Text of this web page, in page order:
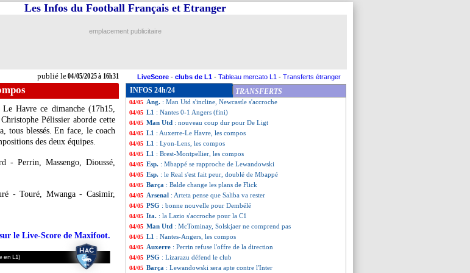
publié le04/05/2025 à 16h31
Les Infos du Football Français et Etranger
emplacement publicitaire
LiveScore - clubs de L1 - Tableau mercato L1 - Transferts étranger
Havre ce dimanche (17h15,
Pélissier aborde cette
tous blessés. En face, le coach
des deux équipes.
- Perrin, Massengo, Dioussé,
- Touré, Mwanga - Casimir,
le Live-Score de Maxifoot.
en L1)
INFOS 24h/24 TRANSFERTS
04/05 Ang.: Chelsea fait tomber le champion !
04/05 L1: Lyon 1-2 Lens (fini)
04/05 Man City: De Bruyne et le Mondial des clubs
04/05 Ita.: l'Atalanta en balade
04/05 Ang. : Man Utd s'incline, Newcastle s'accroche
04/05 L1 : Nantes 0-1 Angers (fini)
04/05 Man Utd : nouveau coup dur pour De Ligt
04/05 L1 : Auxerre-Le Havre, les compos
04/05 L1 : Lyon-Lens, les compos
04/05 L1 : Brest-Montpellier, les compos
04/05 Esp. : Mbappé se rapproche de Lewandowski
04/05 Esp. : le Real s'est fait peur, doublé de Mbappé
04/05 Barça : Balde change les plans de Flick
04/05 Arsenal : Arteta pense que Saliba va rester
04/05 PSG : bonne nouvelle pour Dembélé
04/05 Ita. : la Lazio s'accroche pour la C1
04/05 Man Utd : McTominay, Solskjaer ne comprend pas
04/05 L1 : Nantes-Angers, les compos
04/05 Auxerre : Perrin refuse l'offre de la direction
04/05 PSG : Lizarazu défend le club
04/05 Barça : Lewandowski sera apte contre l'Inter